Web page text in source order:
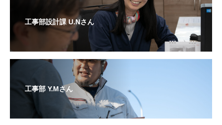
工事部設計課 U.Nさん
工事部 Y.Mさん